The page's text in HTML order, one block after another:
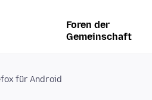
Foren der
Gemeinschaft
für Android